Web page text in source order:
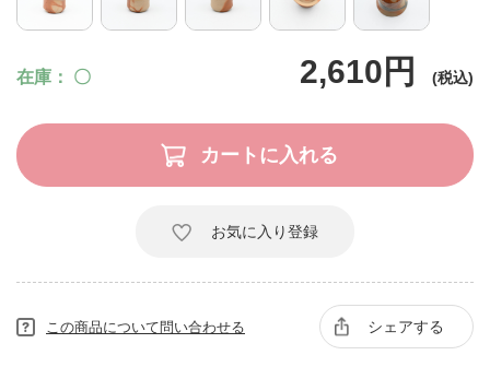
在庫 〇 2,610円
お気に入り登録
この商品について問い合わせる シェアする